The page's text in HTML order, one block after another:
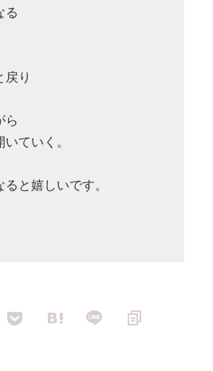
る
戻り
ら
ていく。
と嬉しいです。